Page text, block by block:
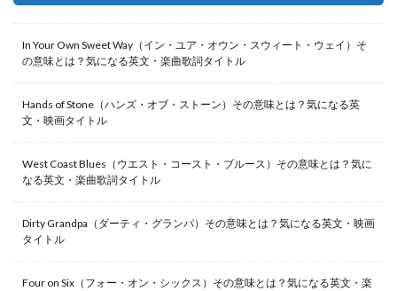
In Your Own Sweet Way（イン・ユア・オウン・スウィート・ウェイ）そ
の意味とは？気になる英文・楽曲歌詞タイトル
Hands of Stone（ハンズ・オブ・ストーン）その意味とは？気になる英
文・映画タイトル
West Coast Blues（ウエスト・コースト・ブルース）その意味とは？気に
なる英文・楽曲歌詞タイトル
Dirty Grandpa（ダーティ・グランパ）その意味とは？気になる英文・映画
タイトル
Four on Six（フォー・オン・シックス）その意味とは？気になる英文・楽